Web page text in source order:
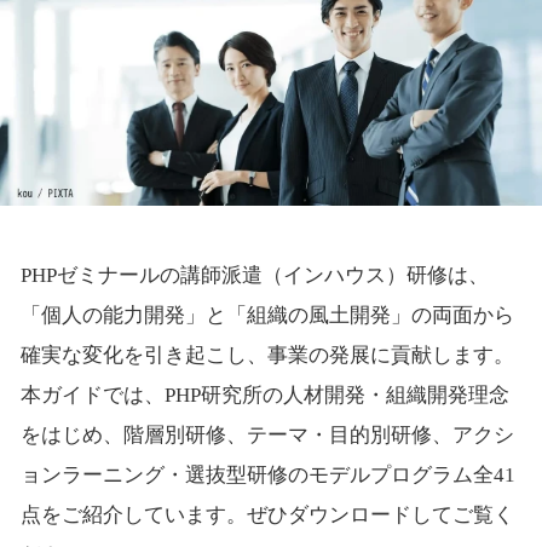
PHPゼミナールの講師派遣（インハウス）研修は、
「個人の能力開発」と「組織の風土開発」の両面から
確実な変化を引き起こし、事業の発展に貢献します。
本ガイドでは、PHP研究所の人材開発・組織開発理念
をはじめ、階層別研修、テーマ・目的別研修、アクシ
ョンラーニング・選抜型研修のモデルプログラム全41
点をご紹介しています。ぜひダウンロードしてご覧く